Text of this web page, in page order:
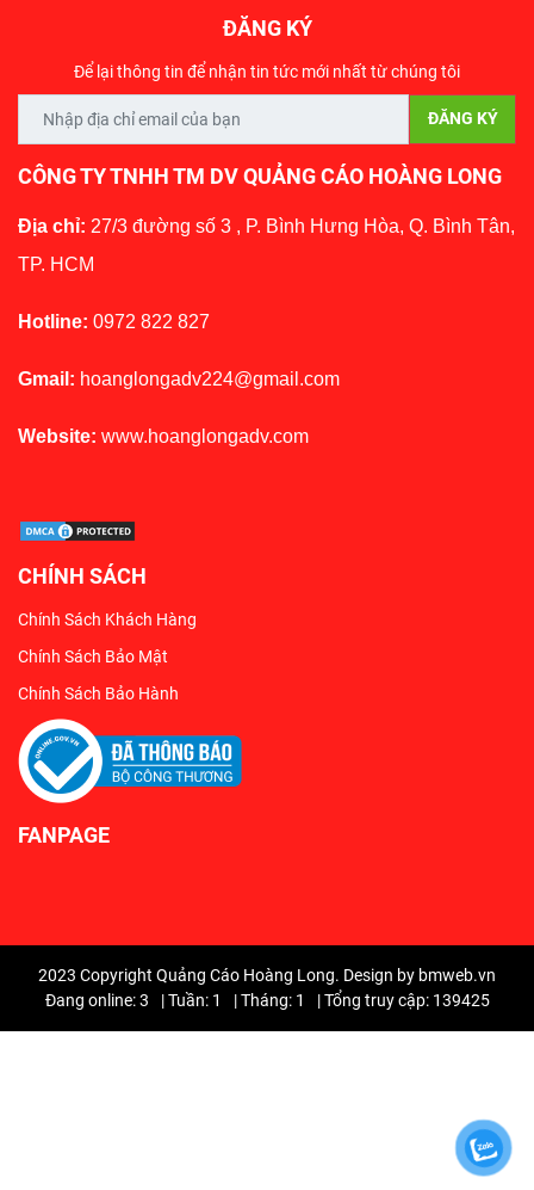
ĐĂNG KÝ
Để lại thông tin để nhận tin tức mới nhất từ chúng tôi
CÔNG TY TNHH TM DV QUẢNG CÁO HOÀNG LONG
Địa chỉ: 27/3 đường số 3 , P. Bình Hưng Hòa, Q. Bình Tân,
TP. HCM
Hotline: 0972 822 827
Gmail: hoanglongadv224@gmail.com
Website: www.hoanglongadv.com
CHÍNH SÁCH
Chính Sách Khách Hàng
Chính Sách Bảo Mật
Chính Sách Bảo Hành
FANPAGE
2023 Copyright Quảng Cáo Hoàng Long. Design by bmweb.vn
Đang online: 3
|Tuần: 1 |Tháng: 1 |Tổng truy cập: 139425